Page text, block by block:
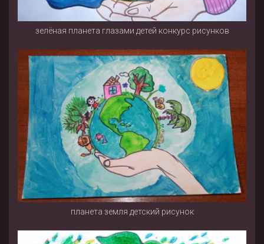
зелёная планета глазами детей конкурс рисунков
планета земля детский рисунок